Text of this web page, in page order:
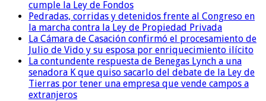
cumple la Ley de Fondos
Pedradas, corridas y detenidos frente al Congreso en
la marcha contra la Ley de Propiedad Privada
La Cámara de Casación confirmó el procesamiento de
Julio de Vido y su esposa por enriquecimiento ilícito
La contundente respuesta de Benegas Lynch a una
senadora K que quiso sacarlo del debate de la Ley de
Tierras por tener una empresa que vende campos a
extranjeros